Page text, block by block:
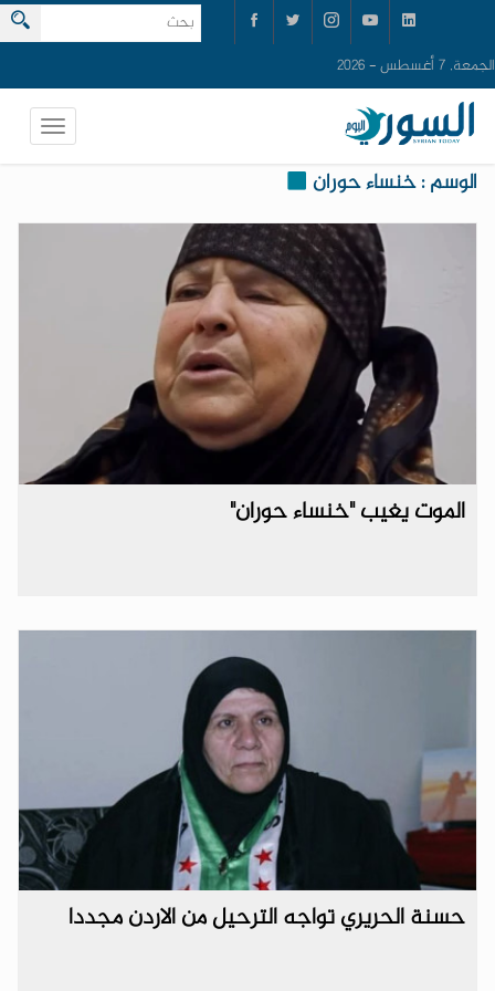
الجمعة, 7 أغسطس - 2026
الوسم : خنساء حوران
الموت يغيب "خنساء حوران"
حسنة الحريري تواجه الترحيل من الاردن مجددا